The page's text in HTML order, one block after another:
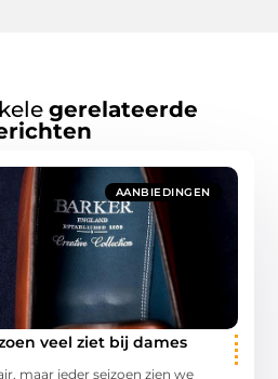
gerelateerde
AANBIEDINGEN
veel ziet bij dames
maar ieder seizoen zien we